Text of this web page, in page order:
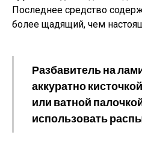
Последнее средство
более щадящий, чем
Разбавитель на
аккуратно
или ватной
использовать